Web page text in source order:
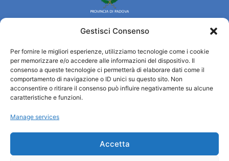
Gestisci Consenso
Per fornire le migliori esperienze, utilizziamo tecnologie come i cookie
per memorizzare e/o accedere alle informazioni del dispositivo. Il
consenso a queste tecnologie ci permetterà di elaborare dati come il
comportamento di navigazione o ID unici su questo sito. Non
acconsentire o ritirare il consenso può influire negativamente su alcune
caratteristiche e funzioni.
Manage services
Accetta
Turismo Padova
Qui sommes-nous ?
Information et accueil des tourist / IAT
Cookie Policy (UE)
Credits